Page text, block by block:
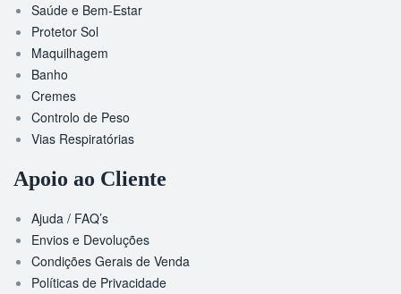
Saúde e Bem-Estar
Protetor Sol
Maquilhagem
Banho
Cremes
Controlo de Peso
Vias Respiratórias
Apoio ao Cliente
Ajuda / FAQ’s
Envios e Devoluções
Condições Gerais de Venda
Políticas de Privacidade